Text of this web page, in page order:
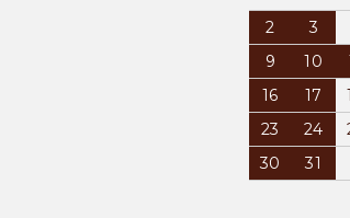
2
3
9
10
16
17
23
24
30
31